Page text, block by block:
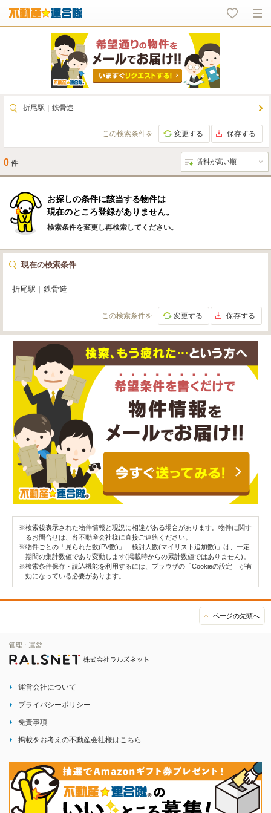
折尾駅 鉄骨造
この検索条件を 変更する 保存する
0 件
お探しの条件に該当する物件は
現在のところ登録がありません。
検索条件を変更し再検索してください。
現在の検索条件
折尾駅 鉄骨造
この検索条件を 変更する 保存する
※検索後表示された物件情報と現況に相違がある場合があります。物件に関す
るお問合せは、各不動産会社様に直接ご連絡ください。
※物件ごとの「見られた数(PV数)」「検討人数(マイリスト追加数)」は、一定
期間の集計数値であり変動します(掲載時からの累計数値ではありません)。
※検索条件保存・読込機能を利用するには、ブラウザの「Cookieの設定」が有
効になっている必要があります。
ページの先頭へ
運営会社について
プライバシーポリシー
免責事項
掲載をお考えの不動産会社様はこちら